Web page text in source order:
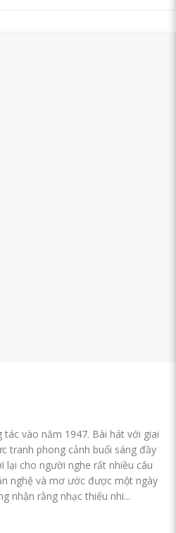
vào năm 1947. Bài hát với giai
tranh phong cảnh buổi sáng đầy
lại cho người nghe rất nhiều câu
nghệ và mơ ước được một ngày
nhận rằng nhạc thiếu nhi...